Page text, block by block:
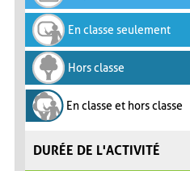
En classe seulement
Hors classe
En classe et hors classe
DURÉE DE L'ACTIVITÉ